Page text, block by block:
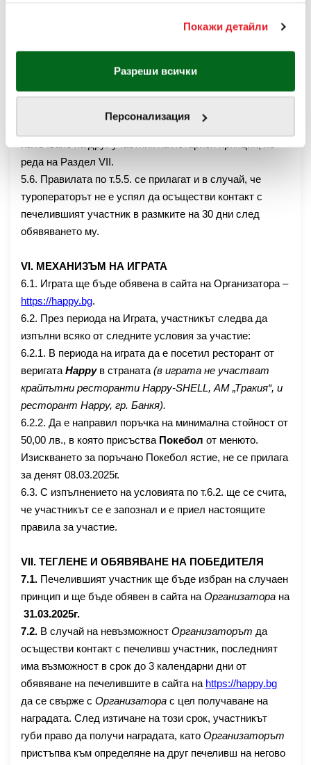
За информация отностно Вашите права и за това как
обработваме Вашите данни, моля посетете
Политика за бисквитки.
Покажи детайли
Разреши всички
Персонализация
5.4. Пътуването по т. 5.1., предложение „седмо“ се
5.5.При невъзможност спечелилият да ползва
наградата по т.5.1., предложение „седмо“, независимо
реда на Раздел VII.
5.6. Правилата по т.5.5. се прилагат и в случай, че
туроператорът не е успял да осъществи контакт с
печелившият участник в размките на 30 дни след
обявяването му.
VІ. МЕХАНИЗЪМ НА ИГРАТА
6.1. Играта ще бъде обявена в сайта на Организатора –
https://happy.bg.
6.2. През периода на Играта, участникът следва да
изпълни всяко от следните условия за участие:
6.2.1. В периода на играта да е посетил ресторант от
веригата Happy в страната (в играта не участват
крайпътни ресторанти Happy-SHELL, АМ „Тракия“, и
ресторант Happy, гр. Банкя).
6.2.2. Да е направил поръчка на минимална стойност от
50,00 лв., в която присъства Покебол от менюто.
Изискването за поръчано Покебол ястие, не се прилага
за денят 08.03.2025г.
6.3. С изпълнението на условията по т.6.2. ще се счита,
че участникът се е запознал и е приел настоящите
правила за участие.
VII. ТЕГЛЕНЕ И ОБЯВЯВАНЕ НА ПОБЕДИТЕЛЯ
7.1. Печелившият участник ще бъде избран на случаен
принцип и ще бъде обявен в сайта на Организатора на
31.03.2025г.
7.2. В случай на невъзможност Организаторът да
осъществи контакт с печеливш участник, последният
има възможност в срок до 3 календарни дни от
обявяване на печелившите в сайта на https://happy.bg
да се свърже с Организатора с цел получаване на
наградата. След изтичане на този срок, участникът
губи право да получи наградата, като Организаторът
пристъпва към определяне на друг печеливш на негово